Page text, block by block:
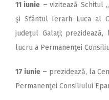
11 iunie –vizitează Schitul
şi Sfântul Ierarh Luca al
județul Galați; prezidează,
lucru a Permanenţei
17 iunie – prezidează, la
Permanenţei Consiliului